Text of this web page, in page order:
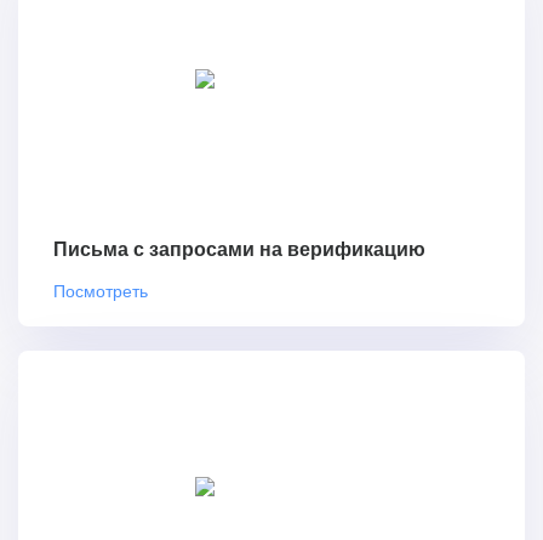
Письма с запросами на верификацию
Посмотреть